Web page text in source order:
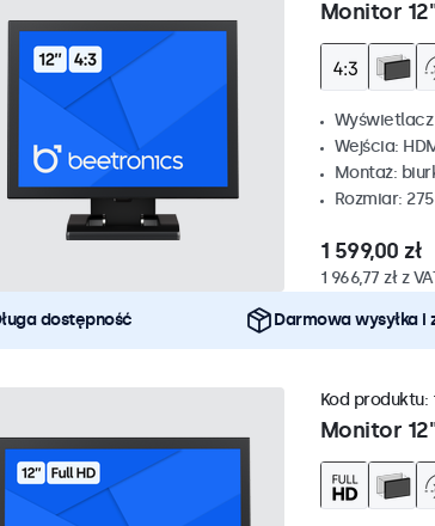
Monitor
Wejścia:
Montaż:
Rozmiar:
1 599,00 zł
1 966,77 zł z
dostępność Darmowa wysyłka i
Monitor
Kod produktu: